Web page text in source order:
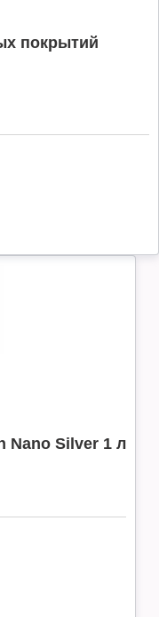
покрытий
Nano Silver 1 л